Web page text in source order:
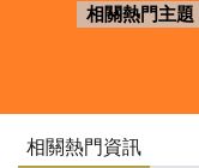
相關熱門主題
相關熱門資訊